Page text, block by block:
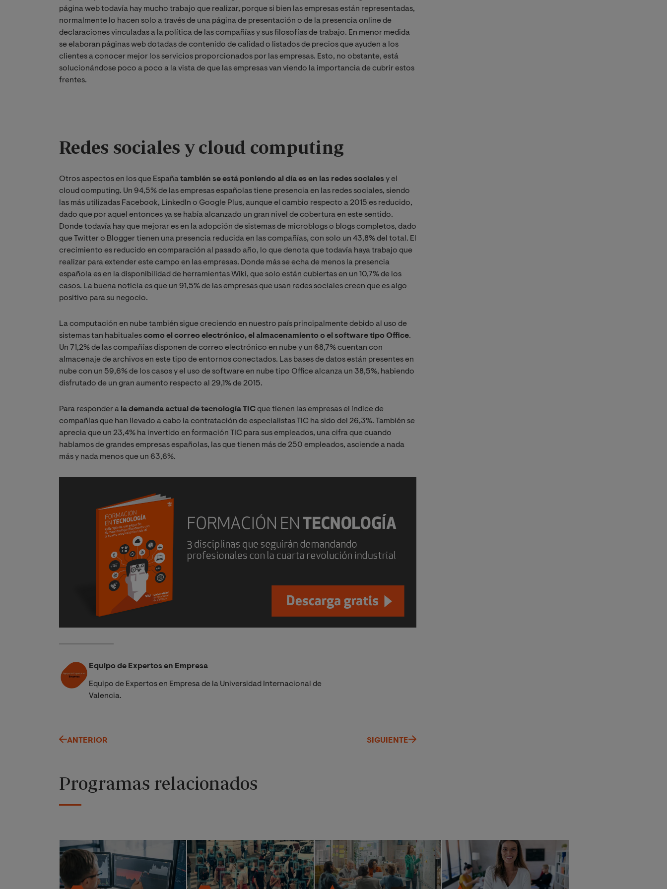
página web todavía hay mucho trabajo que realizar, porque si bien las empresas están representadas,
normalmente lo hacen solo a través de una página de presentación o de la presencia online de
declaraciones vinculadas a la política de las compañías y sus filosofías de trabajo. En menor medida
se elaboran páginas web dotadas de contenido de calidad o listados de precios que ayuden a los
clientes a conocer mejor los servicios proporcionados por las empresas. Esto, no obstante, está
solucionándose poco a poco a la vista de que las empresas van viendo la importancia de cubrir estos
frentes.
Redes sociales y cloud computing
Otros aspectos en los que Españatambién se está poniendo al día es en las redes sociales y el
cloud computing. Un 94,5% de las empresas españolas tiene presencia en las redes sociales, siendo
las más utilizadas Facebook, LinkedIn o Google Plus, aunque el cambio respecto a 2015 es reducido,
dado que por aquel entonces ya se había alcanzado un gran nivel de cobertura en este sentido.
Donde todavía hay que mejorar es en la adopción de sistemas de microblogs o blogs completos, dado
que Twitter o Blogger tienen una presencia reducida en las compañías, con solo un 43,8% del total. El
crecimiento es reducido en comparación al pasado año, lo que denota que todavía haya trabajo que
realizar para extender este campo en las empresas. Donde más se echa de menos la presencia
española es en la disponibilidad de herramientas Wiki, que solo están cubiertas en un 10,7% de los
casos. La buena noticia es que un 91,5% de las empresas que usan redes sociales creen que es algo
positivo para su negocio.
La computación en nube también sigue creciendo en nuestro país principalmente debido al uso de
sistemas tan habitualescomo el correo electrónico, el almacenamiento o el software tipo Office.
Un 71,2% de las compañías disponen de correo electrónico en nube y un 68,7% cuentan con
almacenaje de archivos en este tipo de entornos conectados. Las bases de datos están presentes en
nube con un 59,6% de los casos y el uso de software en nube tipo Office alcanza un 38,5%, habiendo
disfrutado de un gran aumento respecto al 29,1% de 2015.
Para responder a la demanda actual de tecnología TICque tienen las empresas el índice de
compañías que han llevado a cabo la contratación de especialistas TIC ha sido del 26,3%. También se
aprecia que un 23,4% ha invertido en formación TIC para sus empleados, una cifra que cuando
hablamos de grandes empresas españolas, las que tienen más de 250 empleados, asciende a nada
más y nada menos que un 63,6%.
Equipo de Expertos en Empresa
Equipo de Expertos en Empresa de la Universidad Internacional de
Valencia.
ANTERIOR SIGUIENTE
Programas relacionados